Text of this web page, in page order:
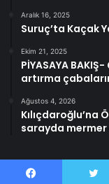
Aralık 16, 2025
Suruç’ta Kaçak
Ekim 21, 2025
PİYASAYA
artırma
Ağustos 4, 2026
Kılıçdaroğlu’na
sarayda